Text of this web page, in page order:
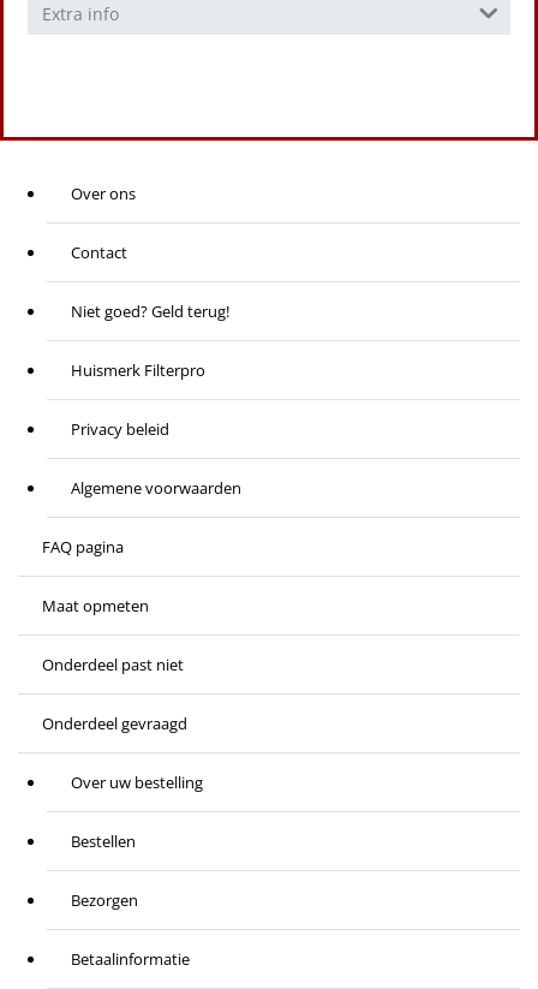
Extra info
Over ons
Contact
Niet goed? Geld terug!
Huismerk Filterpro
Privacy beleid
Algemene voorwaarden
FAQ pagina
Maat opmeten
Onderdeel past niet
Onderdeel gevraagd
Over uw bestelling
Bestellen
Bezorgen
Betaalinformatie